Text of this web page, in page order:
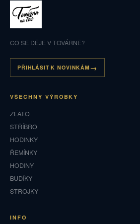
CO SE DĚJE V TOVÁRNĚ?
PŘIHLÁSIT K NOVINKÁM
VŠECHNY VÝROBKY
ZLATO
STŘÍBRO
HODINKY
ŘEMÍNKY
HODINY
BUDÍKY
STROJKY
INFO